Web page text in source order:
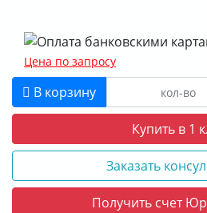
Цена по запросу
В корзину
Купить в 1
Заказать
Получить счет